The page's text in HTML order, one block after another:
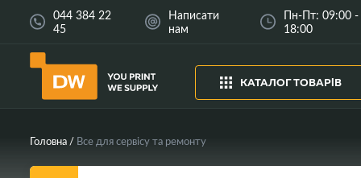
044 384 22
45
Написати
нам
Пн-Пт: 09:00 -
18:00
КАТАЛОГ ТОВАРІВ
Головна Все для сервісу та ремонту